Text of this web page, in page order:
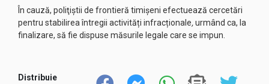
În cauză, poliţiştii de frontieră timișeni efectuează cercetări
pentru stabilirea întregii activități infracționale,urmând ca, la
finalizare, să fie dispuse măsurile legale care se impun.
Distribuie